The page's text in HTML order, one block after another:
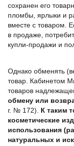
сохранен его
пломбы, ярлыки и
вместе с товаром.
в продаже,
купли-продажи и
Однако обменять
товар. Кабинетом
товаров
обмену или
г. № 172). К таким
косметические
использования
натуральных и